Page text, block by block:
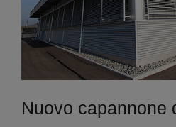
Nuovo capannone